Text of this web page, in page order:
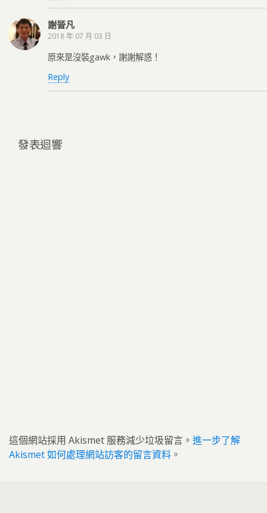
謝晉凡
2018 年 07 月 03 日
原來是沒裝gawk，謝謝解惑！
Reply
發表迴響
這個網站採用 Akismet 服務減少垃圾留言。 進一步了解
Akismet 如何處理網站訪客的留言資料 。